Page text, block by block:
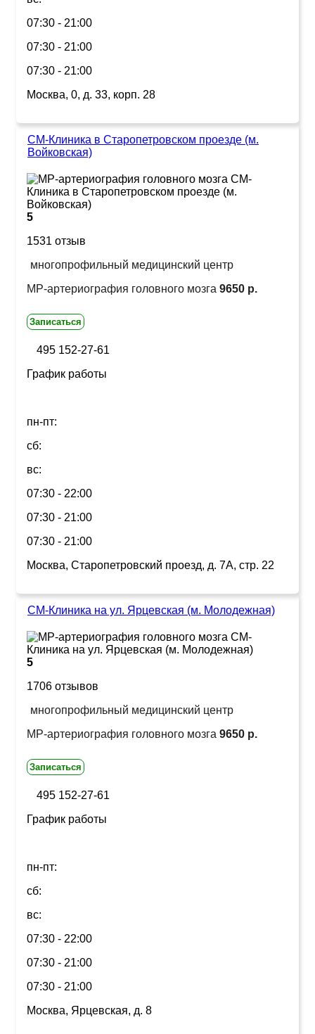
07:30 - 21:00
07:30 - 21:00
07:30 - 21:00
Москва, 0, д. 33, корп. 28
СМ-Клиника в Старопетровском проезде (м.
Войковская)
5
1531 отзыв
многопрофильный медицинский центр
МР-артериография головного мозга 9650 р.
Записаться
495 152-27-61
График работы
пн-пт:
сб:
вс:
07:30 - 22:00
07:30 - 21:00
07:30 - 21:00
Москва, Старопетровский проезд, д. 7А, стр. 22
СМ-Клиника на ул. Ярцевская (м. Молодежная)
5
1706 отзывов
многопрофильный медицинский центр
МР-артериография головного мозга 9650 р.
Записаться
495 152-27-61
График работы
пн-пт:
сб:
вс:
07:30 - 22:00
07:30 - 21:00
07:30 - 21:00
Москва, Ярцевская, д. 8